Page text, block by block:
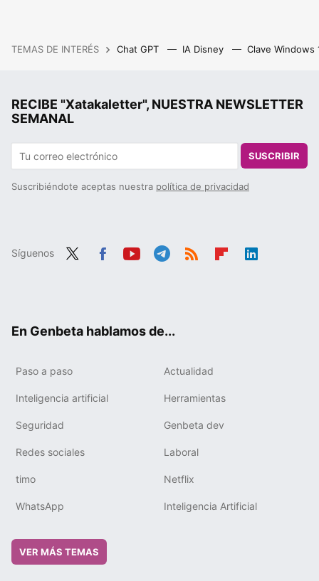
TEMAS DE INTERÉS Chat GPT IA Disney Clave Windows
RECIBE "Xatakaletter", NUESTRA NEWSLETTER
SEMANAL
SUSCRIBIR
Suscribiéndote aceptas nuestra política de privacidad
Síguenos
En Genbeta hablamos de...
Paso a paso Actualidad
Inteligencia artificial Herramientas
Seguridad Genbeta dev
Redes sociales Laboral
timo Netflix
WhatsApp Inteligencia Artificial
VER MÁS TEMAS